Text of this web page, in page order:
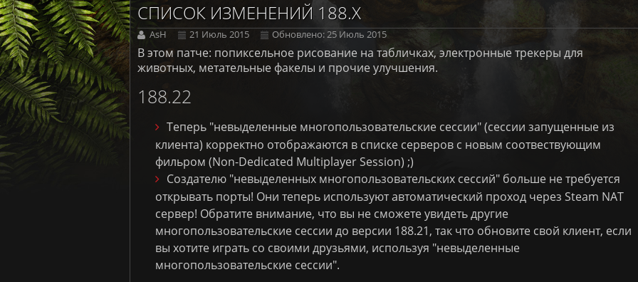
СПИСОК ИЗМЕНЕНИЙ 188.X
AsH 21 Июль 2015 Обновлено: 25 Июль 2015
В этом патче: попиксельное рисование на табличках, электронные трекеры для
животных, метательные факелы и прочие улучшения.
188.22
Теперь "невыделенные многопользовательские сессии" (сессии запущенные из
клиента) корректно отображаются в списке серверов с новым соотвествующим
фильром (Non-Dedicated Multiplayer Session) ;)
Создателю "невыделенных многопользовательских сессий" больше не требуется
открывать порты! Они теперь используют автоматический проход через Steam NAT
сервер! Обратите внимание, что вы не сможете увидеть другие
многопользовательские сессии до версии 188.21, так что обновите свой клиент, если
вы хотите играть со своими друзьями, используя "невыделенные
многопользовательские сессии".